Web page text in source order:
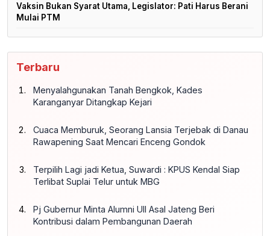
Vaksin Bukan Syarat Utama, Legislator: Pati Harus Berani
Mulai PTM
Terbaru
Menyalahgunakan Tanah Bengkok, Kades
Karanganyar Ditangkap Kejari
Cuaca Memburuk, Seorang Lansia Terjebak di Danau
Rawapening Saat Mencari Enceng Gondok
Terpilih Lagi jadi Ketua, Suwardi : KPUS Kendal Siap
Terlibat Suplai Telur untuk MBG
Pj Gubernur Minta Alumni UII Asal Jateng Beri
Kontribusi dalam Pembangunan Daerah